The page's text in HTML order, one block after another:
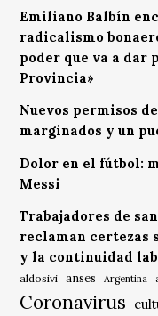
Emiliano Balbín
radicalismo
poder que va a dar
Provincia»
Nuevos permisos
marginados y un
Dolor en el fútbol:
Messi
Trabajadores de
reclaman certezas
y la continuidad
aldosivi anses Argentina
Coronavirus